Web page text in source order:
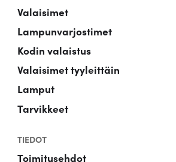
Valaisimet
Lampunvarjostimet
Kodin valaistus
Valaisimet tyyleittäin
Lamput
Tarvikkeet
TIEDOT
Toimitusehdot